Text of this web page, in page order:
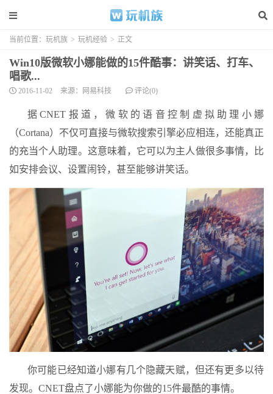
当前位置： 玩机族 > 玩机经验 > 正文
Win10版微软小娜能做的15件酷事：讲笑话、打车、
唱歌...
2016-11-02 来源：网易科技 评论(0)
据CNET报道，微软的语音控制虚拟助理小娜
（Cortana）不仅可直接与微软搜索引擎必应相连，还能真正
的充当个人助理。这意味着，它可以为主人做很多事情，比
如安排会议、设置闹铃，甚至能够讲笑话。
你可能已经知道小娜有几个隐藏天赋，但还有更多以待
发现。CNET盘点了小娜能为你做的15件最酷的事情。